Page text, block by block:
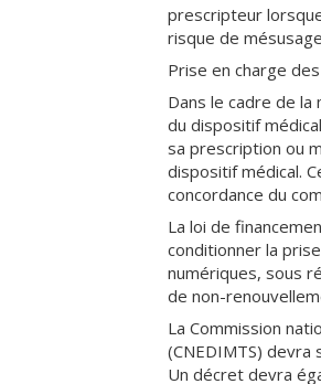
prescripteur
risque de
Prise en charge
Dans le cadre de
du dispositif
sa prescription ou
dispositif médical.
concordance du
La loi de
conditionner la
numériques, sous
de non-
La Commission
(CNEDIMTS)
Un décret devra